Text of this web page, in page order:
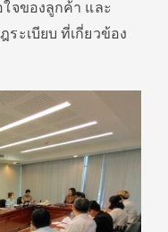
จของลูกค้า และ
ะเบียบ ที่เกี่ยวข้อง